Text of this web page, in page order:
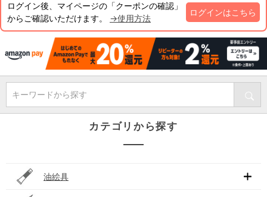
ログイン後、マイページの「クーポンの確認」
からご確認いただけます。 →使用方法
ログインはこちら
キーワードから探す
カテゴリから探す
油絵具